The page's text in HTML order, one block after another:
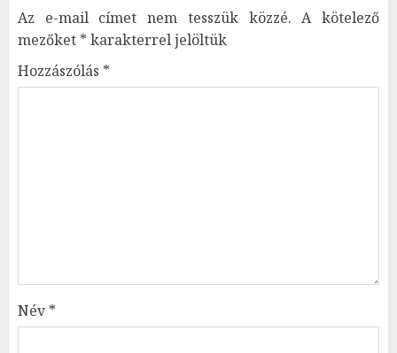
Az e-mail címet nem tesszük közzé. A kötelező
mezőket * karakterrel jelöltük
Hozzászólás *
Név*